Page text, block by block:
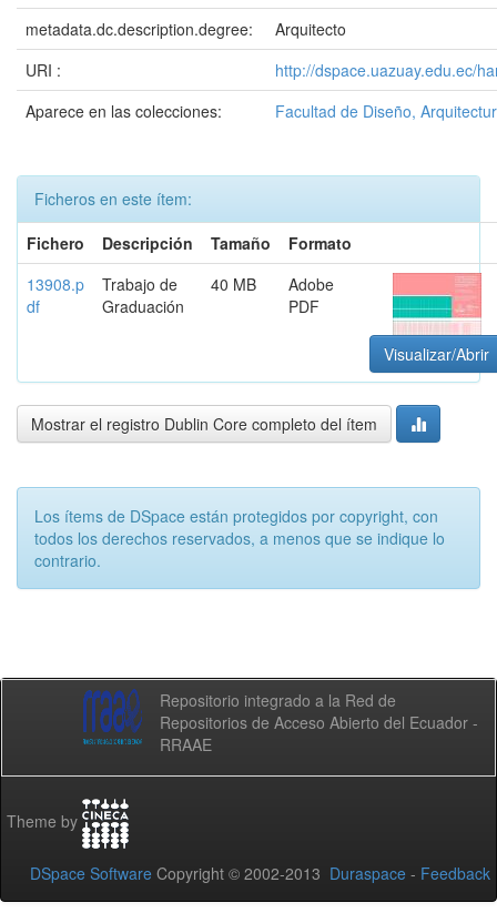
metadata.dc.description.degree:
Arquitecto
URI :
http://dspace.uazuay.edu.ec/
Aparece en las colecciones:
Facultad de Diseño,
Ficheros en este ítem:
Fichero
Descripción Tamaño
Formato
13908.p
df
Trabajo de
Graduación
40 MB
Adobe
PDF
Visualizar/Abrir
Mostrar el registro Dublin Core completo del ítem
Los ítems de DSpace están protegidos por copyright, con
todos los derechos reservados, a menos que se indique lo
contrario.
Repositorio integrado a la Red de
Repositorios de Acceso Abierto del Ecuador -
RRAAE
Theme by
DSpace Software Copyright © 2002-2013 Duraspace - Feedback